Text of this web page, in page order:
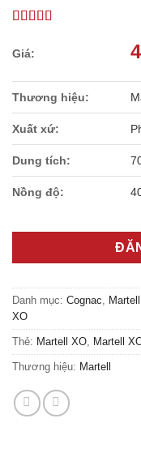
Thương hiệu:
Xuất xứ:
Dung tích:
Nồng độ:
Danh mục: Cognac Martell
XO
Thẻ: Martell XO Martell
Thương hiệu: Martell